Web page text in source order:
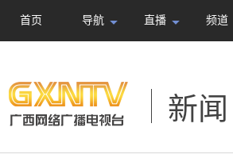
首页 导航 直播 频道
新闻